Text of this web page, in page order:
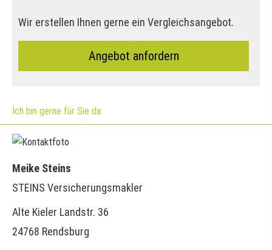
Wir erstellen Ihnen gerne ein Vergleichsangebot.
An­ge­bot an­for­dern
Ich bin gerne für Sie da:
Meike Steins
STEINS Ver­sicherungs­makler
Alte Kieler Landstr. 36
24768 Rendsburg